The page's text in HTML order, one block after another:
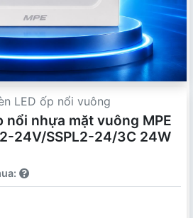
LED ốp nổi vuông
nổi nhựa mặt vuông MPE
24V/SSPL2-24/3C 24W